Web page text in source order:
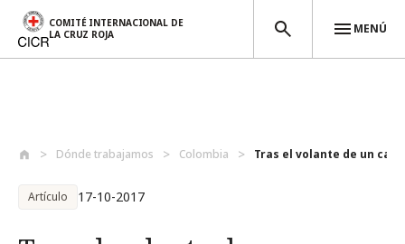
COMITÉ INTERNACIONAL DE
LA CRUZ ROJA
MENÚ
Dónde trabajamos Colombia Tras el volante de un
Artículo 17-10-2017